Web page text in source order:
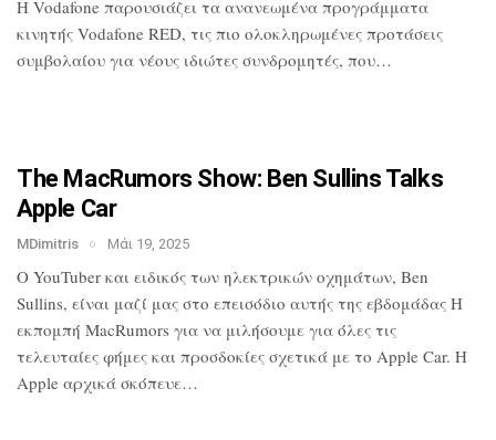
H Vodafone παρουσιάζει τα ανανεωμένα προγράμματα
κινητής Vodafone RED, τις πιο ολοκληρωμένες προτάσεις
συμβολαίου για νέους ιδιώτες συνδρομητές, που…
The MacRumors Show: Ben Sullins Talks
Apple Car
MDimitris Μάι 19, 2025
Ο YouTuber και ειδικός των ηλεκτρικών οχημάτων, Ben
Sullins, είναι μαζί μας στο επεισόδιο αυτής της εβδομάδας Η
εκπομπή MacRumors για να μιλήσουμε για όλες τις
τελευταίες φήμες και προσδοκίες σχετικά με το Apple Car. Η
Apple αρχικά σκόπευε…